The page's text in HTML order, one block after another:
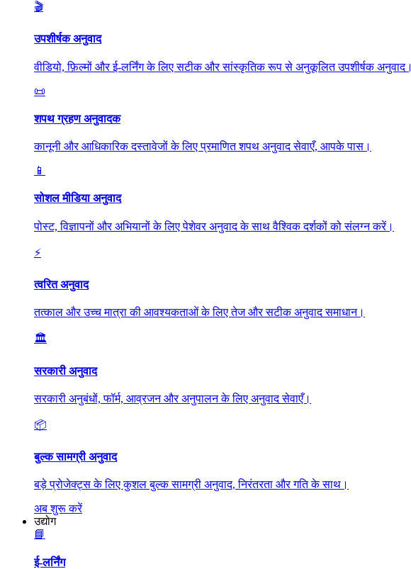
🎬
उपशीर्षक अनुवाद
वीडियो, फ़िल्मों और ई-लर्निंग के लिए सटीक और सांस्कृतिक रूप से अनुकूलित उपशीर्षक अनुवाद।
📜
शपथ ग्रहण अनुवादक
कानूनी और आधिकारिक दस्तावेजों के लिए प्रमाणित शपथ अनुवाद सेवाएँ, आपके पास।
📱
सोशल मीडिया अनुवाद
पोस्ट, विज्ञापनों और अभियानों के लिए पेशेवर अनुवाद के साथ वैश्विक दर्शकों को संलग्न करें।
⚡
त्वरित अनुवाद
तत्काल और उच्च मात्रा की आवश्यकताओं के लिए तेज और सटीक अनुवाद समाधान।
🏛️
सरकारी अनुवाद
सरकारी अनुबंधों, फॉर्म, आव्रजन और अनुपालन के लिए अनुवाद सेवाएँ।
📦
बुल्क सामग्री अनुवाद
बड़े प्रोजेक्ट्स के लिए कुशल बुल्क सामग्री अनुवाद, निरंतरता और गति के साथ।
अब शुरू करें
उद्योग
📘
ई-लर्निंग